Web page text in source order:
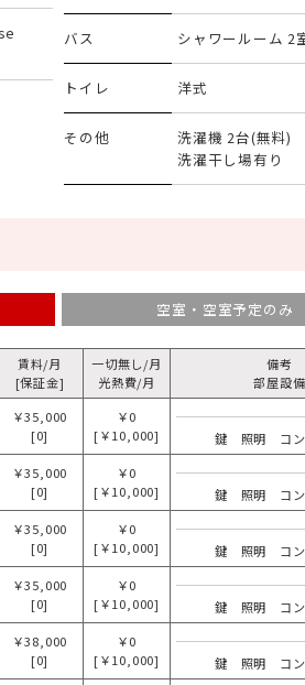
バス シャワールーム 2
トイレ 洋式
その他
洗濯機 2台(無料)
洗濯干し場有り
空室・空室予定のみ
賃料/月
[保証金]
一切無し/月
光熱費/月
備考
部屋設備
￥35,000
[0]
￥0
[￥10,000]
鍵 照明 コン
￥35,000
[0]
￥0
[￥10,000]
鍵 照明 コン
￥35,000
[0]
￥0
[￥10,000]
鍵 照明 コン
￥35,000
[0]
￥0
[￥10,000]
鍵 照明 コン
￥38,000
[0]
￥0
[￥10,000]
鍵 照明 コン